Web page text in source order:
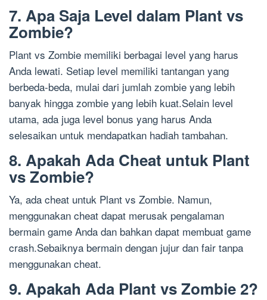
7. Apa Saja Level dalam Plant vs
Zombie?
Plant vs Zombie memiliki berbagai level yang harus
Anda lewati. Setiap level memiliki tantangan yang
berbeda-beda, mulai dari jumlah zombie yang lebih
banyak hingga zombie yang lebih kuat.Selain level
utama, ada juga level bonus yang harus Anda
selesaikan untuk mendapatkan hadiah tambahan.
8. Apakah Ada Cheat untuk Plant
vs Zombie?
Ya, ada cheat untuk Plant vs Zombie. Namun,
menggunakan cheat dapat merusak pengalaman
bermain game Anda dan bahkan dapat membuat game
crash.Sebaiknya bermain dengan jujur dan fair tanpa
menggunakan cheat.
9. Apakah Ada Plant vs Zombie 2?